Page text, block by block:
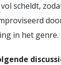
scheldt,
in het genre.